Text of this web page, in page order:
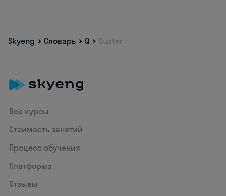
Skyeng Словарь Q Quater
Все курсы
Стоимость занятий
Процесс обучения
Платформа
Отзывы